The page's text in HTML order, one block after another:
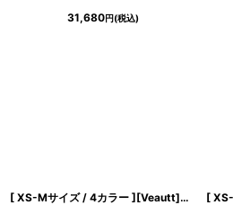
31,680円(税込)
[ XS-Mサイズ / 4カラー ][Veautt]ワンショルダー・ウエストタック・アシンメトリー・バイカラー・ミディアムドレス《送料＆代引き手数料無料》